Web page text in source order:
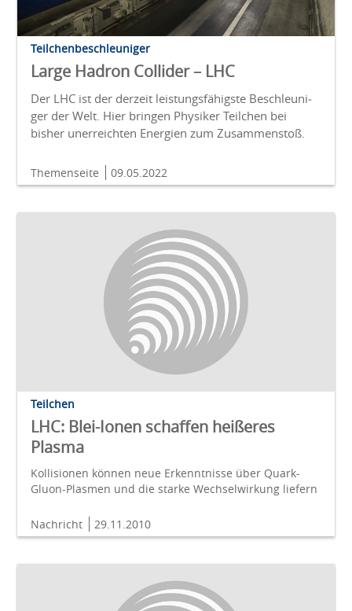
Teilchenbeschleuniger
Large Hadron Collider – LHC
Der LHC ist der derzeit leistungs­fähigste Be­schleu­ni­
ger der Welt. Hier brin­gen Physiker Teil­chen bei
bisher un­erreich­ten Energien zum Zusammenstoß.
Themenseite 09.05.2022
Teilchen
LHC: Blei-Ionen schaffen heißeres
Plasma
Kollisionen können neue Erkenntnisse über Quark-
Gluon-Plasmen und die starke Wechselwirkung liefern
Nachricht 29.11.2010